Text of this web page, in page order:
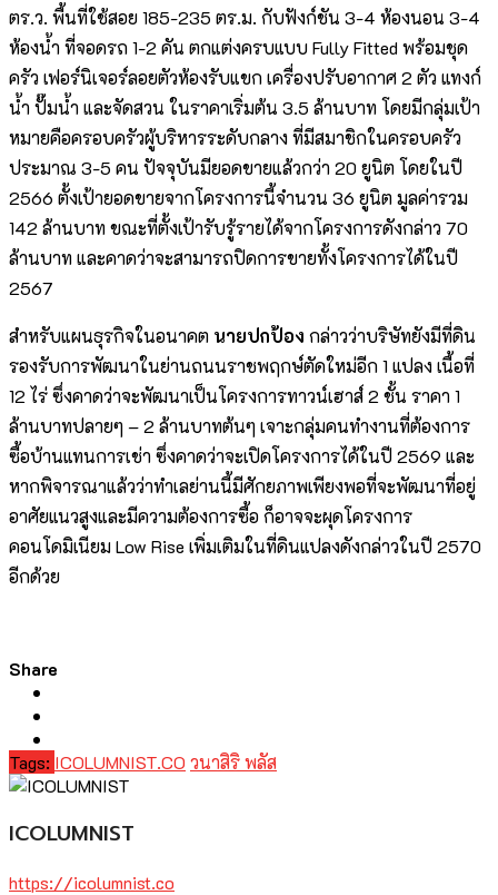
ตร.ว. พื้นที่ใช้สอย 185-235 ตร.ม. กับฟังก์ชัน 3-4 ห้องนอน 3-4
ห้องน้ำ ที่จอดรถ 1-2 คัน ตกแต่งครบแบบ Fully Fitted พร้อมชุด
ครัว เฟอร์นิเจอร์ลอยตัวห้องรับแขก เครื่องปรับอากาศ 2 ตัว แทงก์
น้ำ ปั๊มน้ำ และจัดสวน ในราคาเริ่มต้น 3.5 ล้านบาท โดยมีกลุ่มเป้า
หมายคือครอบครัวผู้บริหารระดับกลาง ที่มีสมาชิกในครอบครัว
ประมาณ 3-5 คน ปัจจุบันมียอดขายแล้วกว่า 20 ยูนิต โดยในปี
2566 ตั้งเป้ายอดขายจากโครงการนี้จำนวน 36 ยูนิต มูลค่ารวม
142 ล้านบาท ขณะที่ตั้งเป้ารับรู้รายได้จากโครงการดังกล่าว 70
ล้านบาท และคาดว่าจะสามารถปิดการขายทั้งโครงการได้ในปี
2567
สำหรับแผนธุรกิจในอนาคต นายปกป้อง กล่าวว่าบริษัทยังมีที่ดิน
รองรับการพัฒนาในย่านถนนราชพฤกษ์ตัดใหม่อีก 1 แปลง เนื้อที่
12 ไร่ ซึ่งคาดว่าจะพัฒนาเป็นโครงการทาวน์เฮาส์ 2 ชั้น ราคา 1
ล้านบาทปลายๆ – 2 ล้านบาทต้นๆ เจาะกลุ่มคนทำงานที่ต้องการ
ซื้อบ้านแทนการเช่า ซึ่งคาดว่าจะเปิดโครงการได้ในปี 2569 และ
หากพิจารณาแล้วว่าทำเลย่านนี้มีศักยภาพเพียงพอที่จะพัฒนาที่อยู่
อาศัยแนวสูงและมีความต้องการซื้อ ก็อาจจะผุดโครงการ
คอนโดมิเนียม Low Rise เพิ่มเติมในที่ดินแปลงดังกล่าวในปี 2570
อีกด้วย
Share
Tags: ICOLUMNIST.CO วนาสิริ พลัส
ICOLUMNIST
https://icolumnist.co